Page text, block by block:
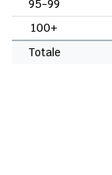
95-99
100+
Totale